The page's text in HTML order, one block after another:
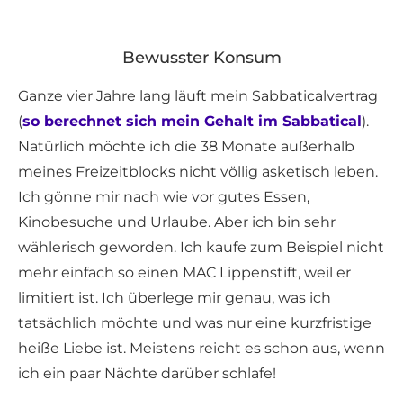
Bewusster Konsum
Ganze vier Jahre lang läuft mein Sabbaticalvertrag
(so berechnet sich mein Gehalt im Sabbatical).
Natürlich möchte ich die 38 Monate außerhalb
meines Freizeitblocks nicht völlig asketisch leben.
Ich gönne mir nach wie vor gutes Essen,
Kinobesuche und Urlaube. Aber ich bin sehr
wählerisch geworden. Ich kaufe zum Beispiel nicht
mehr einfach so einen MAC Lippenstift, weil er
limitiert ist. Ich überlege mir genau, was ich
tatsächlich möchte und was nur eine kurzfristige
heiße Liebe ist. Meistens reicht es schon aus, wenn
ich ein paar Nächte darüber schlafe!